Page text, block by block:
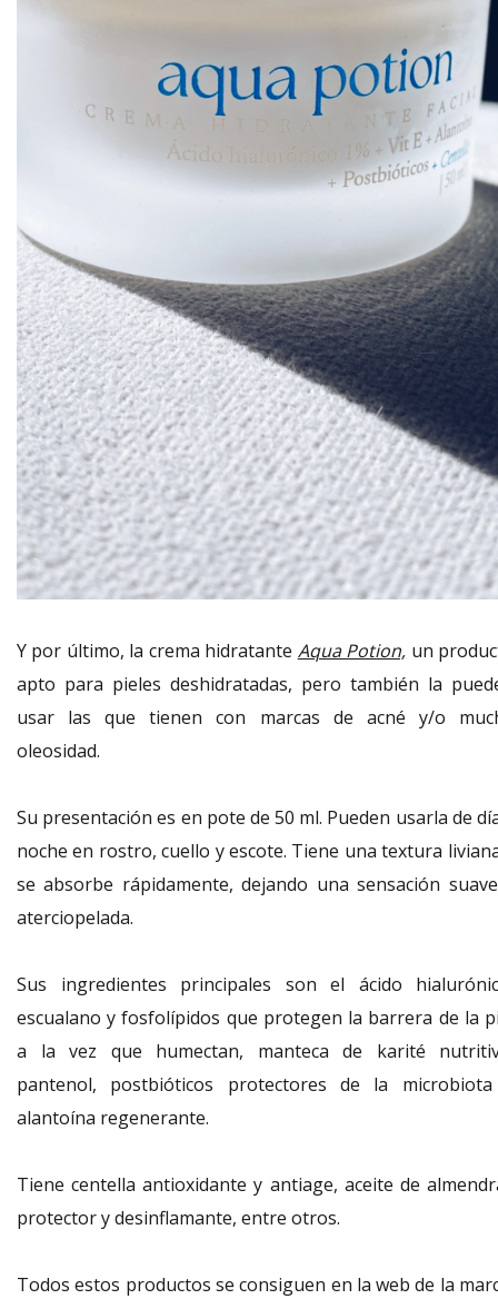
Y por último, la crema hidratante Aqua Potion, un
apto para pieles deshidratadas, pero también la
usar las que tienen con marcas de acné y/o
oleosidad.
Su presentación es en pote de 50 ml. Pueden usarla de
noche en rostro, cuello y escote. Tiene una textura
se absorbe rápidamente, dejando una sensación
aterciopelada.
Sus ingredientes principales son el ácido
escualano y fosfolípidos que protegen la barrera de la
a la vez que humectan, manteca de karité
pantenol, postbióticos protectores de la
alantoína regenerante.
Tiene centella antioxidante y antiage, aceite de
protector y desinflamante, entre otros.
Todos estos productos se consiguen en la web de la